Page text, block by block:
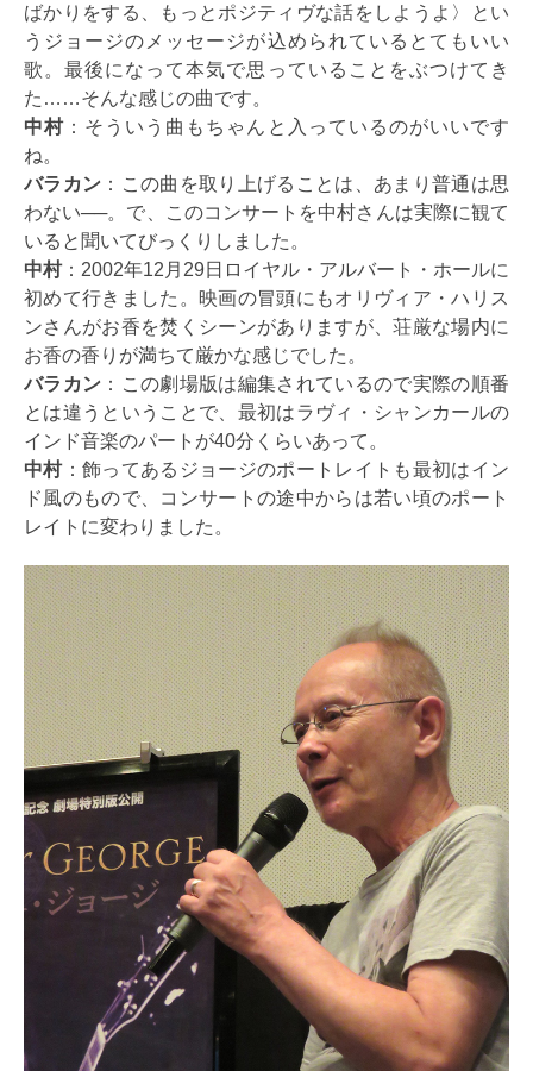
ばかりをする、もっとポジティヴな話をしようよ〉とい
うジョージのメッセージが込められているとてもいい
歌。最後になって本気で思っていることをぶつけてき
た……そんな感じの曲です。
中村 ：そういう曲もちゃんと入っているのがいいです
ね。
バラカン ：この曲を取り上げることは、あまり普通は思
わない──。で、このコンサートを中村さんは実際に観て
いると聞いてびっくりしました。
中村：2002年12月29日ロイヤル・アルバート・ホールに
初めて行きました。映画の冒頭にもオリヴィア・ハリス
ンさんがお香を焚くシーンがありますが、荘厳な場内に
お香の香りが満ちて厳かな感じでした。
バラカン ：この劇場版は編集されているので実際の順番
とは違うということで、最初はラヴィ・シャンカールの
インド音楽のパートが40分くらいあって。
中村：飾ってあるジョージのポートレイトも最初はイン
ド風のもので、コンサートの途中からは若い頃のポート
レイトに変わりました。